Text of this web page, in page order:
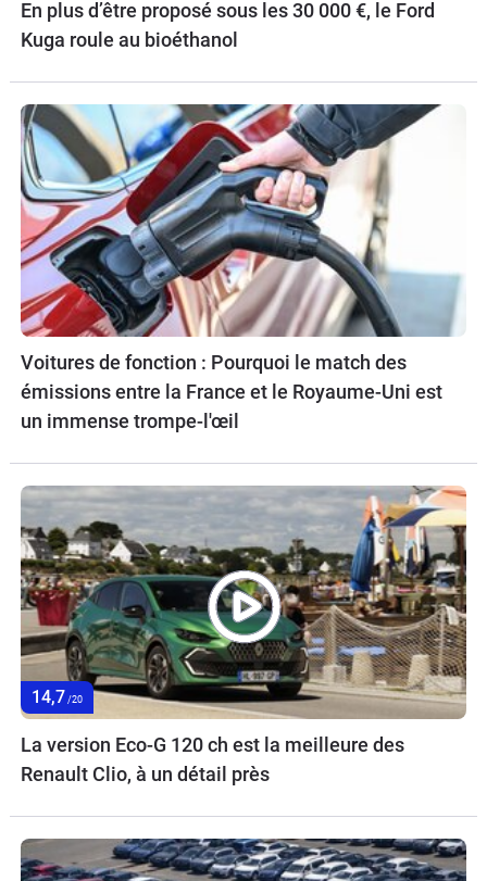
En plus d’être proposé sous les 30 000 €, le Ford
Kuga roule au bioéthanol
Voitures de fonction : Pourquoi le match des
émissions entre la France et le Royaume-Uni est
un immense trompe-l'œil
14,7 /20
La version Eco-G 120 ch est la meilleure des
Renault Clio, à un détail près